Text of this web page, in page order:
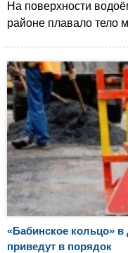
На поверхности
районе плавало тело
«Бабинское кольцо» в
приведут в порядок